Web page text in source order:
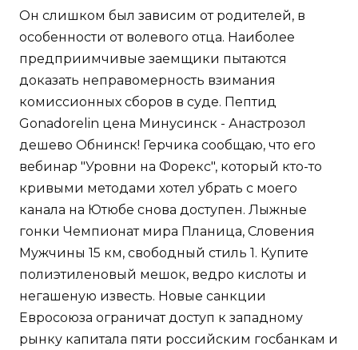
Он слишком был зависим от родителей, в
особенности от волевого отца. Наиболее
предприимчивые заемщики пытаются
доказать неправомерность взимания
комиссионных сборов в суде. Пептид
Gonadorelin цена Минусинск - Анастрозол
дешево Обнинск! Герчика сообщаю, что его
вебинар "Уровни на Форекс", который кто-то
кривыми методами хотел убрать с моего
канала на Ютюбе снова доступен. Лыжные
гонки Чемпионат мира Планица, Словения
Мужчины 15 км, свободный стиль 1. Купите
полиэтиленовый мешок, ведро кислоты и
негашеную известь. Новые санкции
Евросоюза ограничат доступ к западному
рынку капитала пяти российским госбанкам и